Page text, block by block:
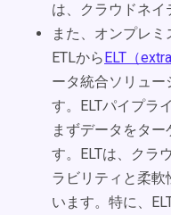
は、クラウドネイ
また、オンプレミ
ETLからELT（
ータ統合ソリュー
す。ELTパイプラ
まずデータをタ
す。ELTは、クラ
ラビリティと柔軟
います。特に、